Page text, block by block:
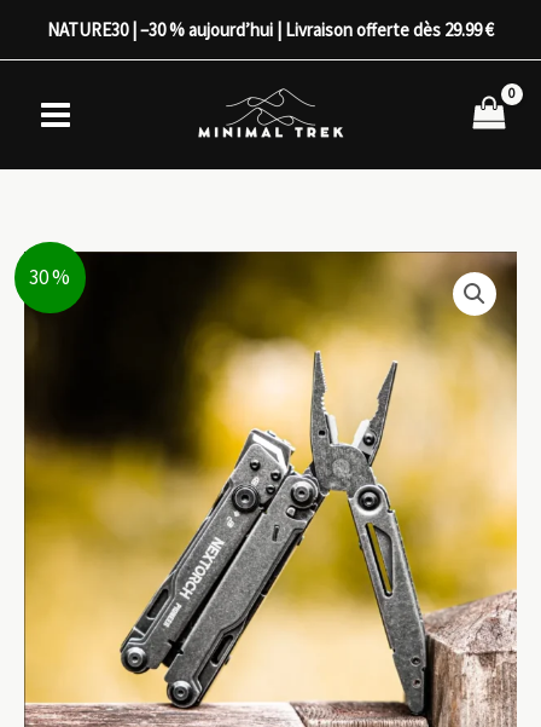
NATURE30 | –30 % aujourd’hui | Livraison offerte dès 29.99 €
30 %